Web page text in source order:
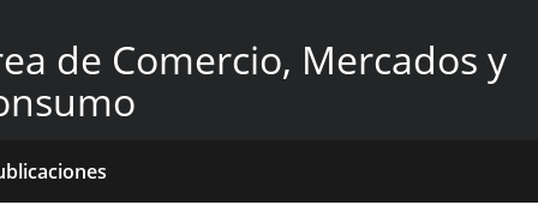
Ayuntamiento
de
Valladolid
de Comercio, Mercados y